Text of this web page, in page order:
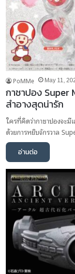
PoMMe May 11,
กาชาปอง Super
สำอางสุดน่ารัก
ใครที่คิดว่ากาชาปองจะ
ด้วยการหยิบจักรวาล
อ่านต่อ